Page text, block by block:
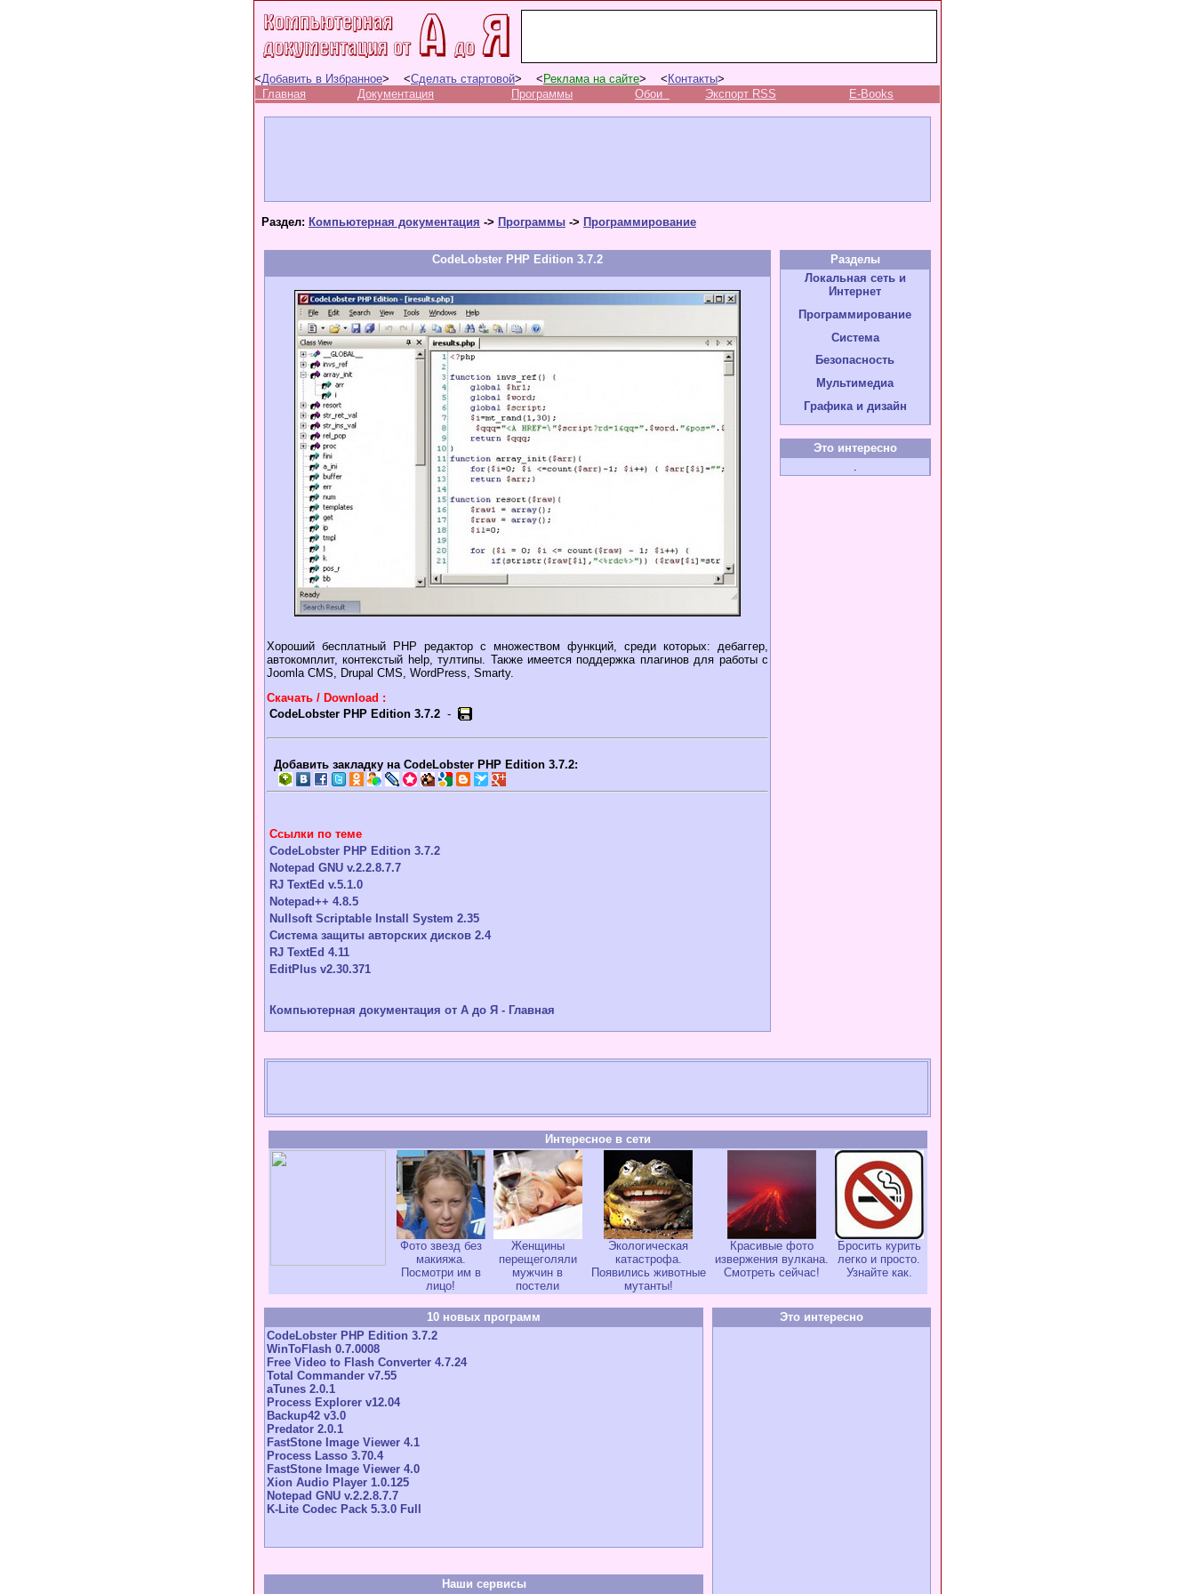
<Добавить в Избранное> <Сделать стартовой> < Реклама на сайте> < Контакты>
Главная
Документация Программы Обои Экспорт RSS E-Books
Раздел: Компьютерная документация -> Программы -> Программирование
CodeLobster PHP Edition 3.7.2
Хороший бесплатный РНР редактор с множеством функций, среди которых: дебаггер,
автокомплит, контекстый help, тултипы. Также имеется поддержка плагинов для работы с
Joomla CMS, Drupal CMS, WordPress, Smarty.
Скачать / Download :
CodeLobster PHP Edition 3.7.2 -
Добавить закладку на CodeLobster PHP Edition 3.7.2:
Ссылки по теме
CodeLobster PHP Edition 3.7.2
Notepad GNU v.2.2.8.7.7
RJ TextEd v.5.1.0
Notepad++ 4.8.5
Nullsoft Scriptable Install System 2.35
Система защиты авторских дисков 2.4
RJ TextEd 4.11
EditPlus v2.30.371
Компьютерная документация от А до Я - Главная
Разделы
Локальная сеть и
Интернет
Программирование
Система
Безопасность
Мультимедиа
Графика и дизайн
Это интересно
.
Интересное в сети
Фото звезд без
макияжа.
Посмотри им в
лицо!
Женщины
перещеголяли
мужчин в
постели
Экологическая
катастрофа.
Появились животные
мутанты!
Красивые фото
извержения вулкана.
Смотреть сейчас!
Бросить курить
легко и просто.
Узнайте как.
10 новых программ
CodeLobster PHP Edition 3.7.2
WinToFlash 0.7.0008
Free Video to Flash Converter 4.7.24
Total Commander v7.55
aTunes 2.0.1
Process Explorer v12.04
Backup42 v3.0
Predator 2.0.1
FastStone Image Viewer 4.1
Process Lasso 3.70.4
FastStone Image Viewer 4.0
Xion Audio Player 1.0.125
Notepad GNU v.2.2.8.7.7
K-Lite Codec Pack 5.3.0 Full
Наши сервисы
Это интересно